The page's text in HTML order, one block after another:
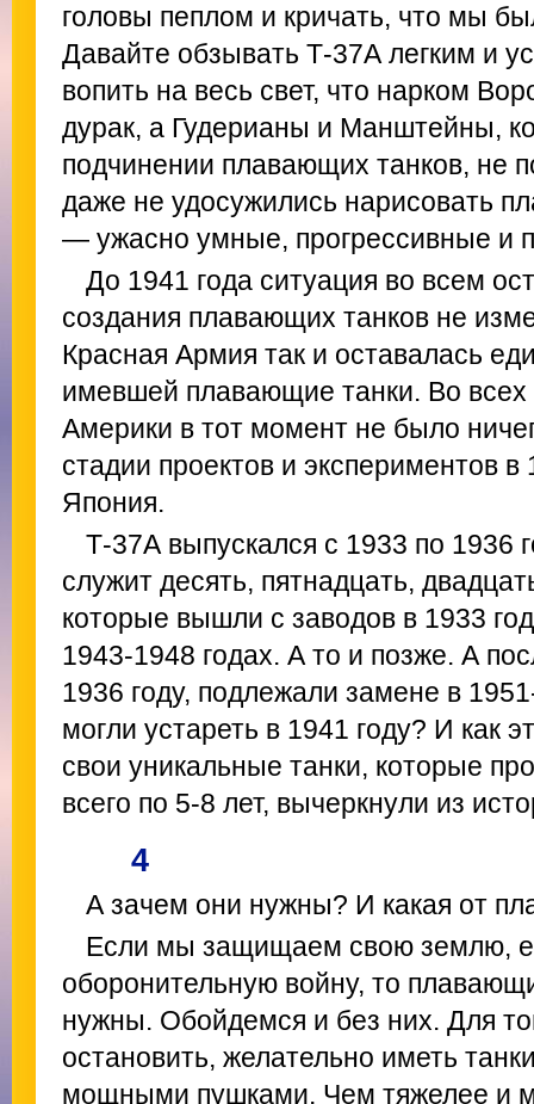
головы пеплом и кричать, что мы
Давайте обзывать Т-37А легким и
вопить на весь свет, что нарком
дурак, а Гудерианы и Манштейны,
подчинении плавающих танков, не
даже не удосужились нарисовать
— ужасно умные, прогрессивные и
До 1941 года ситуация во всем
создания плавающих танков не
Красная Армия так и оставалась
имевшей плавающие танки. Во
Америки в тот момент не было
стадии проектов и экспериментов
Япония.
Т-37А выпускался с 1933 по 1936
служит десять, пятнадцать,
которые вышли с заводов в 1933
1943-1948 годах. А то и позже. А
1936 году, подлежали замене в
могли устареть в 1941 году? И как
свои уникальные танки, которые
всего по 5-8 лет, вычеркнули из
4
А зачем они нужны? И какая от
Если мы защищаем свою землю,
оборонительную войну, то
нужны. Обойдемся и без них. Для
остановить, желательно иметь
мощными пушками. Чем тяжелее и